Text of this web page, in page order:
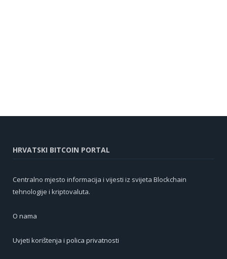
HRVATSKI BITCOIN PORTAL
Centralno mjesto informacija i vijesti iz svijeta Blockchain
tehnologije i kriptovaluta.
O nama
Uvjeti korištenja i polica privatnosti